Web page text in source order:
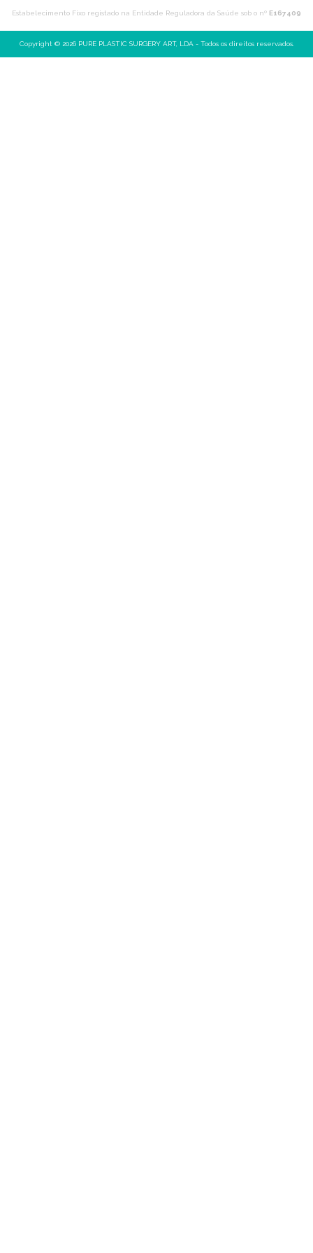
Estabelecimento Fixo registado na Entidade Reguladora da Saúde sob o nº E167409
Copyright © 2026 PURE PLASTIC SURGERY ART, LDA - Todos os direitos reservados.